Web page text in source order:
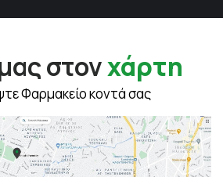
στονχάρτη
Φαρμακείο κοντά σας